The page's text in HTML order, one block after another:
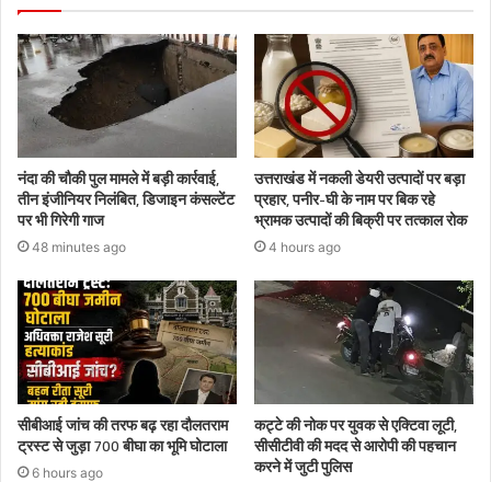
नंदा की चौकी पुल मामले में बड़ी कार्रवाई,
तीन इंजीनियर निलंबित, डिजाइन कंसल्टेंट
पर भी गिरेगी गाज
48 minutes ago
उत्तराखंड में नकली डेयरी उत्पादों पर बड़ा
प्रहार, पनीर-घी के नाम पर बिक रहे
भ्रामक उत्पादों की बिक्री पर तत्काल रोक
4 hours ago
सीबीआई जांच की तरफ बढ़ रहा दौलतराम
ट्रस्ट से जुड़ा 700 बीघा का भूमि घोटाला
6 hours ago
कट्टे की नोक पर युवक से एक्टिवा लूटी,
सीसीटीवी की मदद से आरोपी की पहचान
करने में जुटी पुलिस